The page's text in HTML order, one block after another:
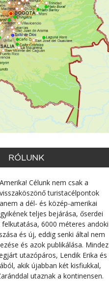
RÓLUNK
Célunk nem csak a
turistacélpontok
a dél- és közép-amerikai
teljes bejárása, őserdei
6000 méteres andoki
és új, eddig senki által nem
és azok publikálása. Mindez
utazópáros, Lendik Erika és
akik újabban két kisfiukkal,
utaznak a kontinensen.